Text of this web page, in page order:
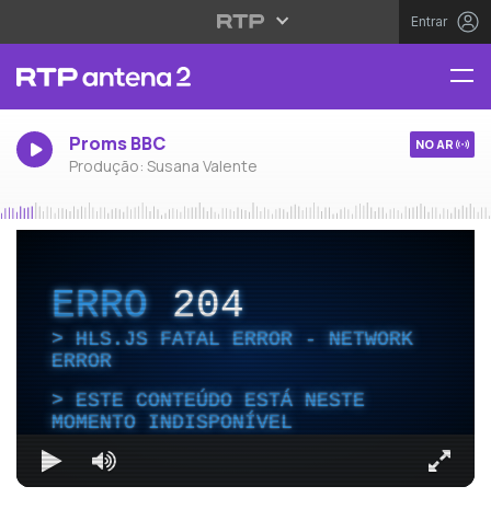
Entrar
Proms BBC
Produção: Susana Valente
NO AR
ERRO204
HLS.JS FATAL ERROR - NETWORK
ERROR
ESTE CONTEÚDO ESTÁ NESTE
MOMENTO INDISPONÍVEL